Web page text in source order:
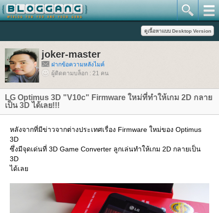
joker-master
ฝากข้อความหลังไมค์
ผู้ติดตามบล็อก : 21 คน
LG Optimus 3D "V10c" Firmware ใหม่ที่ทำให้เกม 2D กลา
เป็น 3D ได้เลย!!!
หลังจากที่มีข่าวจากต่างประเทศเรื่อง Firmware ใหม่ของ Optimus
3D
ซึ่งมีจุดเด่นที่ 3D Game Converter ลูกเล่นทำให้เกม 2D กลายเป็น
3D
ได้เล